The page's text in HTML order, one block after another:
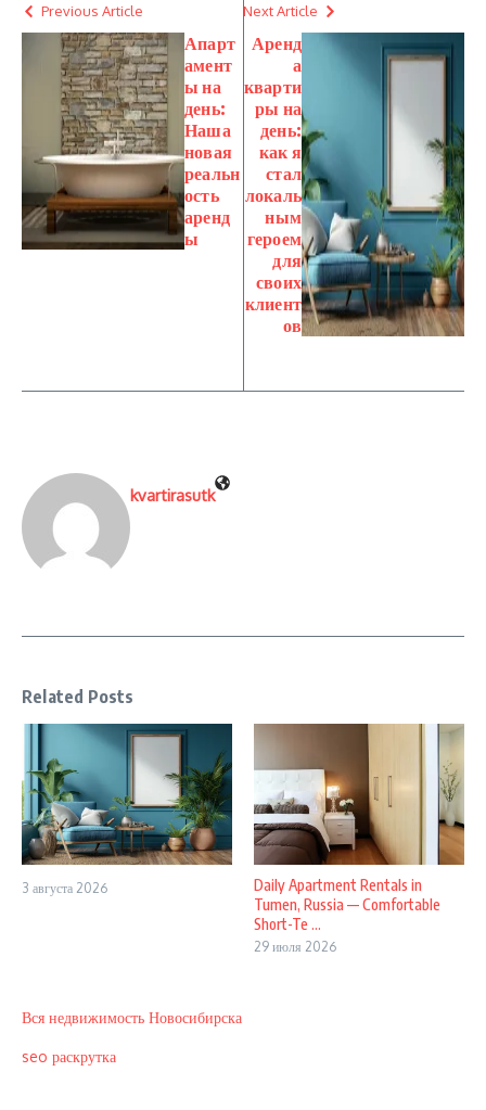
Previous Article
Апарт
амент
ы на
день:
Наша
новая
реальн
ость
аренд
ы
Next Article
Аренд
а
кварти
ры на
день:
как я
стал
локаль
ным
героем
для
своих
клиент
ов
kvartirasutk
Related Posts
3 августа 2026
Daily Apartment Rentals in
Tumen, Russia — Comfortable
Short-Te ...
29 июля 2026
Вся недвижимость Новосибирска
seo раскрутка